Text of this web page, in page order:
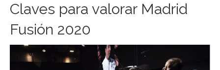
Claves para valorar Madrid
Fusión 2020